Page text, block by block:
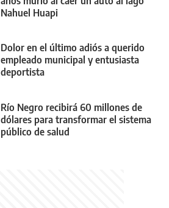
Nahuel Huapi
Dolor en el último adiós a querido
empleado municipal y entusiasta
deportista
Río Negro recibirá 60 millones de
dólares para transformar el sistema
público de salud